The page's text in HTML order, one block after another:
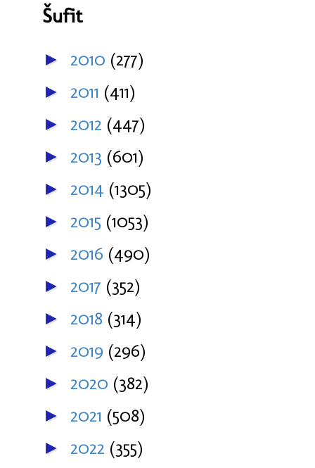
Šufit
► 2010 (277)
► 2011 (411)
► 2012 (447)
► 2013 (601)
► 2014 (1305)
► 2015 (1053)
► 2016 (490)
► 2017 (352)
► 2018 (314)
► 2019 (296)
► 2020 (382)
► 2021 (508)
► 2022 (355)